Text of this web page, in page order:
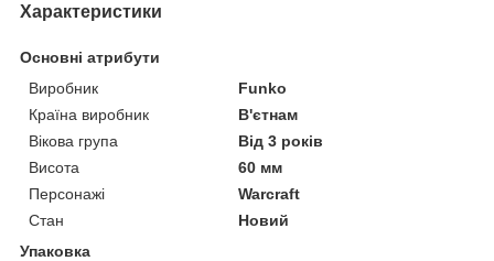
Характеристики
Основні атрибути
Виробник
Funko
Країна виробник
В'єтнам
Вікова група
Від 3 років
Висота
60 мм
Персонажі
Warcraft
Стан
Новий
Упаковка